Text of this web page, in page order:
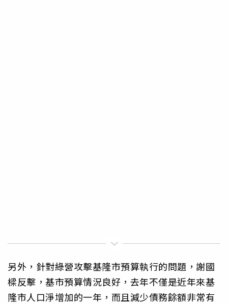
另外，針對綠營攻擊基隆市預算執行的問題，謝國
樑反擊，基市預算情況良好，去年不僅是近年來基
隆市人口淨增加的一年，而且減少債務餘額非常有